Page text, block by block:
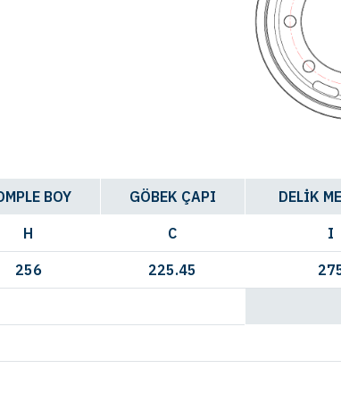
BOY GÖBEK ÇAPI DELİK
H C I
256 225.45